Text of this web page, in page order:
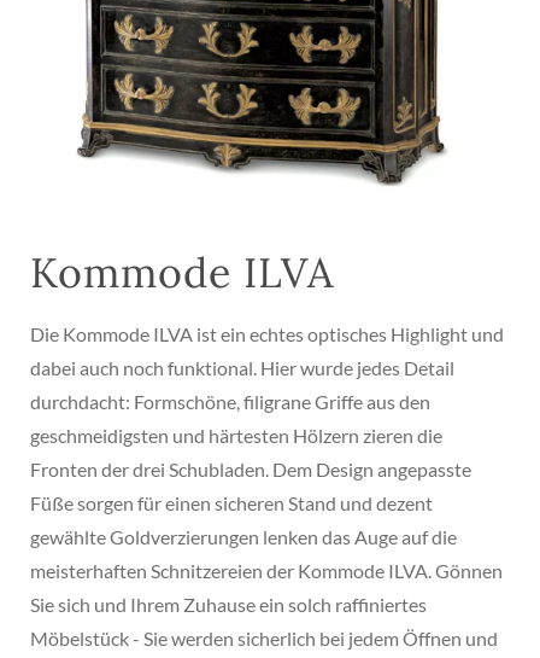
Kommode ILVA
Die Kommode ILVA ist ein echtes optisches Highlight und
dabei auch noch funktional. Hier wurde jedes Detail
durchdacht: Formschöne, filigrane Griffe aus den
geschmeidigsten und härtesten Hölzern zieren die
Fronten der drei Schubladen. Dem Design angepasste
Füße sorgen für einen sicheren Stand und dezent
gewählte Goldverzierungen lenken das Auge auf die
meisterhaften Schnitzereien der Kommode ILVA. Gönnen
Sie sich und Ihrem Zuhause ein solch raffiniertes
Möbelstück - Sie werden sicherlich bei jedem Öffnen und